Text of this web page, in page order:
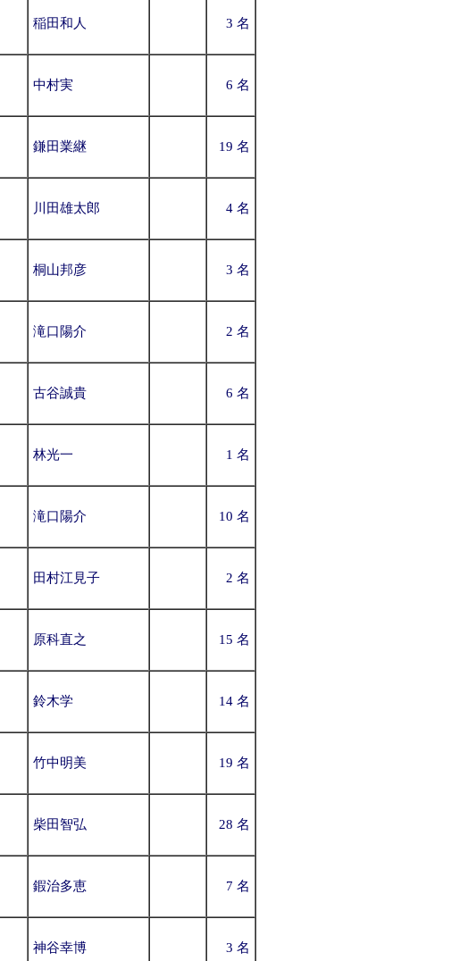
稲田和人 3 名
中村実 6 名
鎌田業継 19 名
川田雄太郎 4 名
桐山邦彦 3 名
滝口陽介 2 名
古谷誠貴 6 名
林光一 1 名
滝口陽介 10 名
田村江見子 2 名
原科直之 15 名
鈴木学 14 名
竹中明美 19 名
柴田智弘 28 名
鍜治多恵 7 名
神谷幸博 3 名